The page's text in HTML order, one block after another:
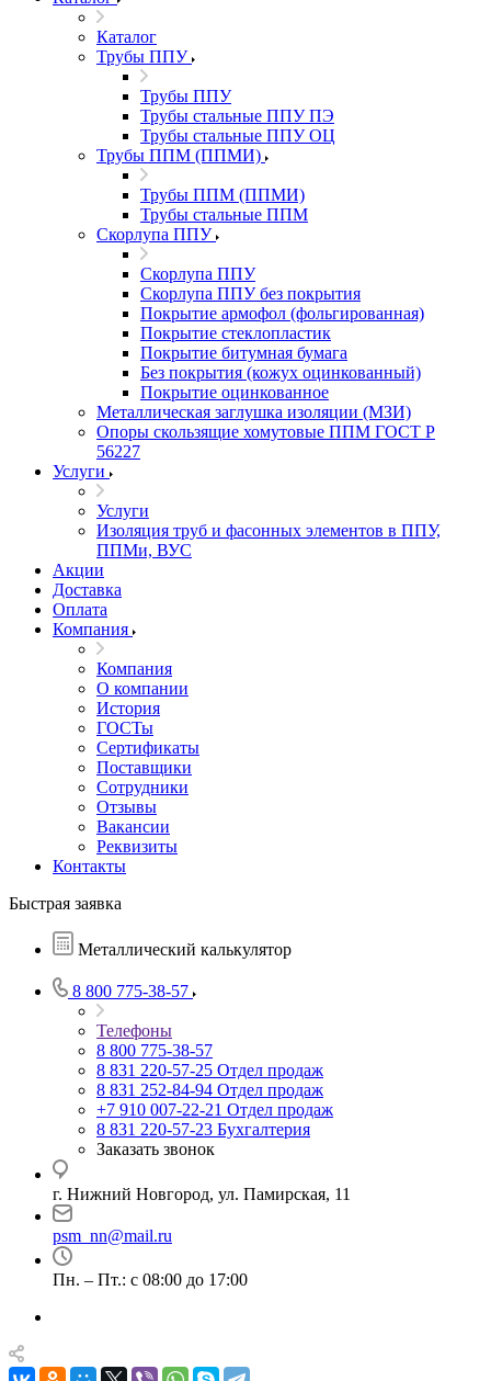
Каталог
Трубы ППУ
Трубы ППУ
Трубы стальные ППУ ПЭ
Трубы стальные ППУ ОЦ
Трубы ППМ (ППМИ)
Трубы ППМ (ППМИ)
Трубы стальные ППМ
Скорлупа ППУ
Скорлупа ППУ
Скорлупа ППУ без покрытия
Покрытие армофол (фольгированная)
Покрытие стеклопластик
Покрытие битумная бумага
Без покрытия (кожух оцинкованный)
Покрытие оцинкованное
Металлическая заглушка изоляции (МЗИ)
Опоры скользящие хомутовые ППМ ГОСТ Р
56227
Услуги
Услуги
Изоляция труб и фасонных элементов в ППУ,
ППМи, ВУС
Акции
Доставка
Оплата
Компания
Компания
О компании
История
ГОСТы
Сертификаты
Поставщики
Сотрудники
Отзывы
Вакансии
Реквизиты
Контакты
Быстрая заявка
Металлический калькулятор
8 800 775-38-57
Телефоны
8 800 775-38-57
8 831 220-57-25 Отдел продаж
8 831 252-84-94 Отдел продаж
+7 910 007-22-21 Отдел продаж
8 831 220-57-23 Бухгалтерия
Заказать звонок
г. Нижний Новгород, ул. Памирская, 11
psm_nn@mail.ru
Пн. – Пт.: с 08:00 до 17:00